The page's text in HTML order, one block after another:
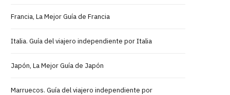
Francia, La Mejor Guía de Francia
Italia. Guía del viajero independiente por Italia
Japón, La Mejor Guía de Japón
Marruecos. Guía del viajero independiente por